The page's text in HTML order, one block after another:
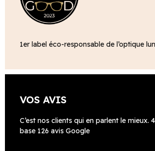
1er label éco-responsable de l’optique
VOS AVIS
C’est nos clients qui en parlent le mieux.
base 126 avis Google